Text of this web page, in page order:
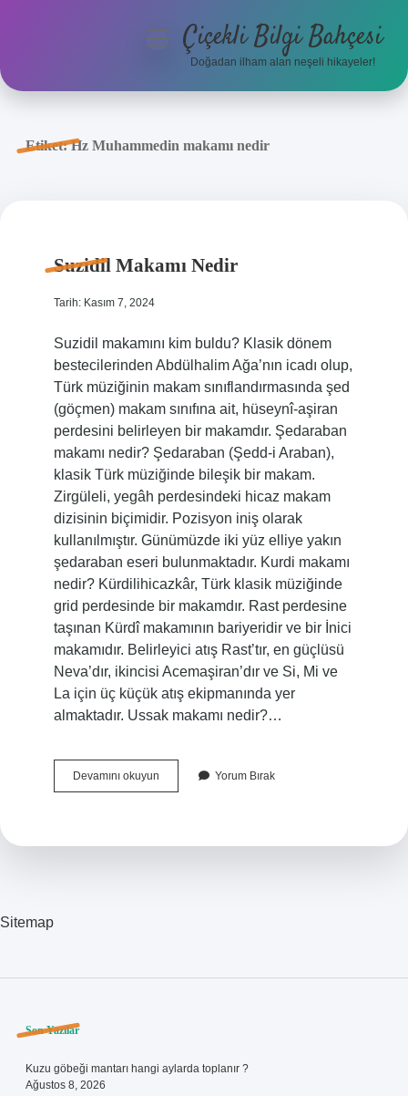
Anasayfa
menüyüÇiçekli Bilgi Bahçesi
Doğadan ilham alan neşeli hikayeler!
Etiket:Hz Muhammedin makamı nedir
Suzidil Makamı Nedir
Tarih: Kasım 7, 2024
Suzidil makamını kim buldu? Klasik dönem
bestecilerinden Abdülhalim Ağa’nın icadı olup,
Türk müziğinin makam sınıflandırmasında şed
(göçmen) makam sınıfına ait, hüseynî-aşiran
perdesini belirleyen bir makamdır. Şedaraban
makamı nedir? Şedaraban (Şedd-i Araban),
klasik Türk müziğinde bileşik bir makam.
Zirgüleli, yegâh perdesindeki hicaz makam
dizisinin biçimidir. Pozisyon iniş olarak
kullanılmıştır. Günümüzde iki yüz elliye yakın
şedaraban eseri bulunmaktadır. Kurdi makamı
nedir? Kürdilihicazkâr, Türk klasik müziğinde
grid perdesinde bir makamdır. Rast perdesine
taşınan Kürdî makamının bariyeridir ve bir İnici
makamıdır. Belirleyici atış Rast’tır, en güçlüsü
Neva’dır, ikincisi Acemaşiran’dır ve Si, Mi ve
La için üç küçük atış ekipmanında yer
almaktadır. Ussak makamı nedir?…
Devamını okuyunSuzidil
Makamı
Yorum Bırak
Sitemap
Sidebar
Son Yazılar
Kuzu göbeği mantarı hangi aylarda toplanır ?
Ağustos 8, 2026